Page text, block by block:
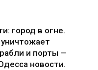
город в огне.
и порты —
новости.